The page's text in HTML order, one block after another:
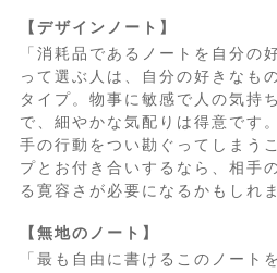
【デザインノート】
「消耗品であるノートを自分の
って選ぶ人は、自分の好きなも
タイプ。物事に敏感で人の気持
で、細やかな気配りは得意です
手の行動をつい勘ぐってしまう
プとお付き合いするなら、相手
る寛容さが必要になるかもしれ
【無地のノート】
「最も自由に書けるこのノート